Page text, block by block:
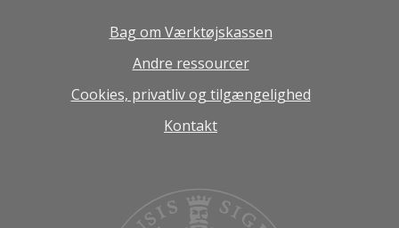
Bag om Værktøjskassen
Andre ressourcer
Cookies, privatliv og tilgængelighed
Kontakt